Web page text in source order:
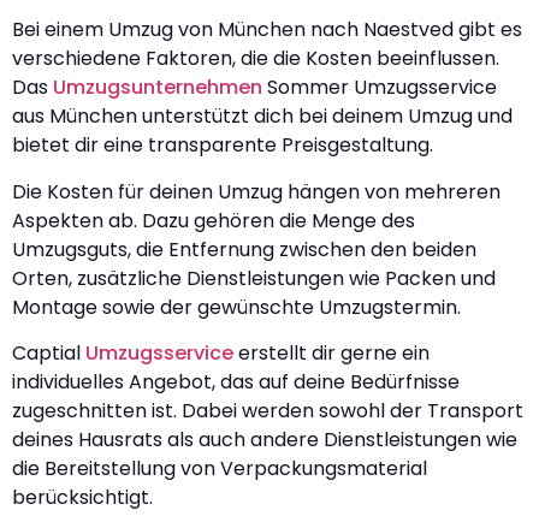
Bei einem Umzug von München nach Naestved gibt es
verschiedene Faktoren, die die Kosten beeinflussen.
Das Umzugsunternehmen Sommer Umzugsservice
aus München unterstützt dich bei deinem Umzug und
bietet dir eine transparente Preisgestaltung.
Die Kosten für deinen Umzug hängen von mehreren
Aspekten ab. Dazu gehören die Menge des
Umzugsguts, die Entfernung zwischen den beiden
Orten, zusätzliche Dienstleistungen wie Packen und
Montage sowie der gewünschte Umzugstermin.
Captial Umzugsserviceerstellt dir gerne ein
individuelles Angebot, das auf deine Bedürfnisse
zugeschnitten ist. Dabei werden sowohl der Transport
deines Hausrats als auch andere Dienstleistungen wie
die Bereitstellung von Verpackungsmaterial
berücksichtigt.